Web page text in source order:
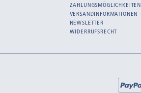
ZAHLUNGSMÖGLICHKEITEN
VERSANDINFORMATIONEN
NEWSLETTER
WIDERRUFSRECHT
Bei